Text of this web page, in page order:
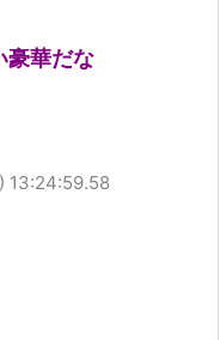
豪華だな
13:24:59.58